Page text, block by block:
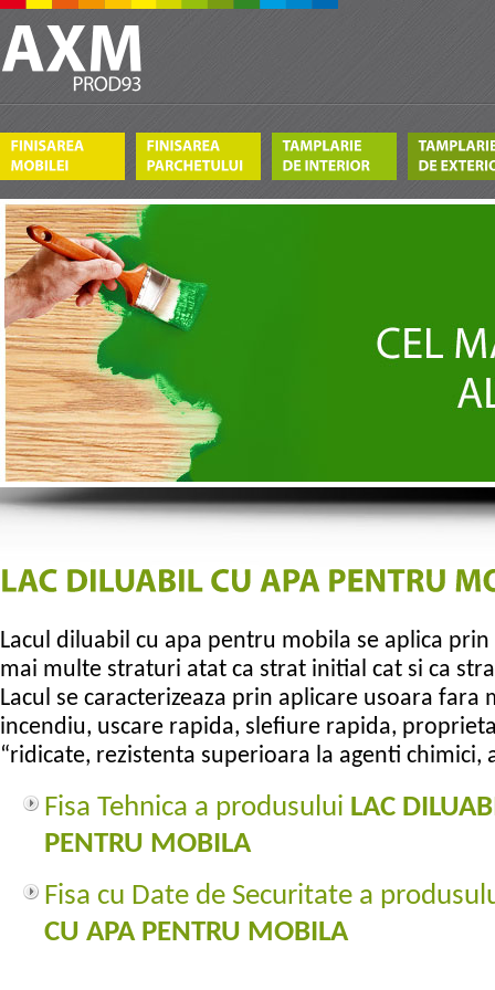
Lacul diluabil cu apa pentru mobila se aplica
mai multe straturi atat ca strat initial cat si ca
Lacul se caracterizeaza prin aplicare usoara fara
incendiu, uscare rapida, slefiure rapida,
“ridicate, rezistenta superioara la agenti chimici,
Fisa Tehnica a produsului LAC
PENTRU MOBILA
Fisa cu Date de Securitate a
CU APA PENTRU MOBILA